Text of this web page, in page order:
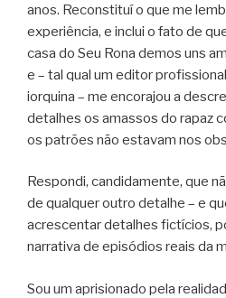
anos. Reconstituí o que me
experiência, e inclui o fato de
casa do Seu Rona demos uns
e – tal qual um editor
iorquina – me encorajou a
detalhes os amassos do rapaz
os patrões não estavam nos
Respondi, candidamente, que
de qualquer outro detalhe – e
acrescentar detalhes fictícios,
narrativa de episódios reais da
Sou um aprisionado pela